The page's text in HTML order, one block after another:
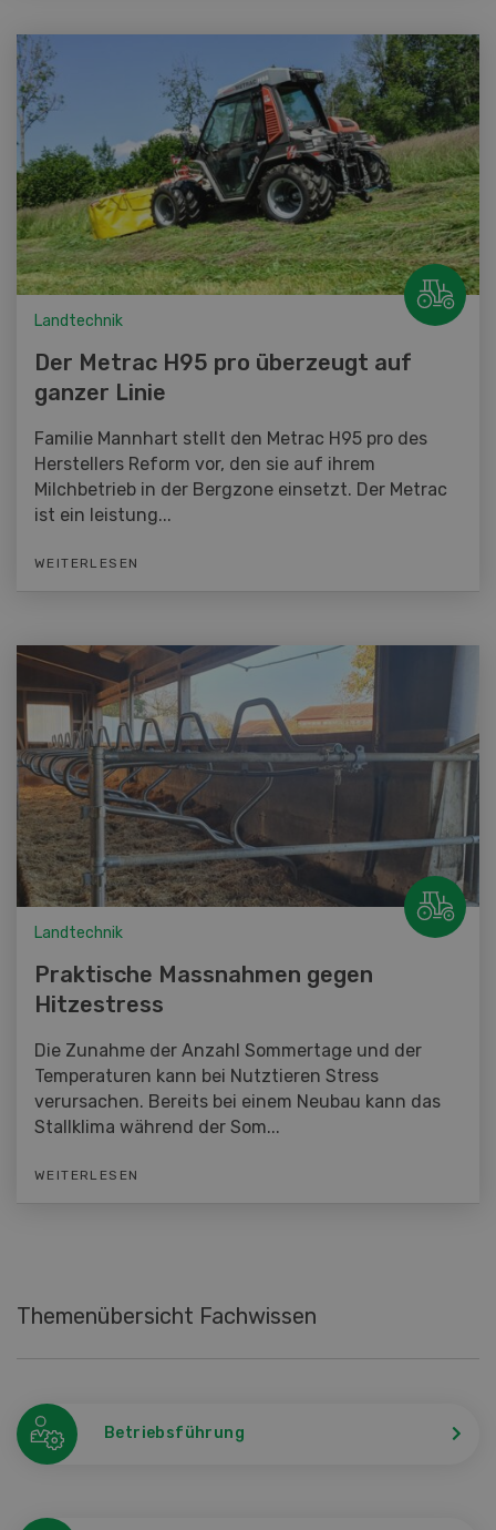
Landtechnik
Der Metrac H95 pro überzeugt auf
ganzer Linie
Familie Mannhart stellt den Metrac H95 pro des
Herstellers Reform vor, den sie auf ihrem
Milchbetrieb in der Bergzone einsetzt. Der Metrac
ist ein leistung...
WEITERLESEN
Landtechnik
Praktische Massnahmen gegen
Hitzestress
Die Zunahme der Anzahl Sommertage und der
Temperaturen kann bei Nutztieren Stress
verursachen. Bereits bei einem Neubau kann das
Stallklima während der Som...
WEITERLESEN
Themenübersicht Fachwissen
Betriebsführung